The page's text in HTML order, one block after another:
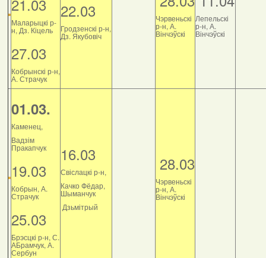
21.03
Маларыцкі р-
н, Дз. Кіцель
27.03
Кобрынскі р-н,
А. Страчук
22.03
Гродзенскі р-н,
Дз. Якубовіч
Чэрвеньскі
р-н, А.
Вінчэўскі
Лепельскі
р-н, А.
Вінчэўскі
01.03.
Каменец,
Вадзім
Пракапчук
19.03
Кобрын, А.
Страчук
25.03
Брэсцкі р-н, С.
АБрамчук, А.
Сербун
16.03
Свіслацкі р-н,
Качко Фёдар,
Шыманчук
Дзьмітрый
28.03
Чэрвеньскі
р-н, А.
Вінчэўскі